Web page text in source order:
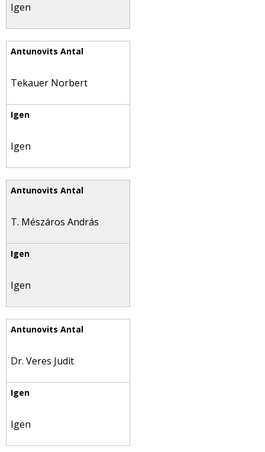
Igen
Tekauer Norbert
Igen
T. Mészáros András
Igen
Dr. Veres Judit
Igen